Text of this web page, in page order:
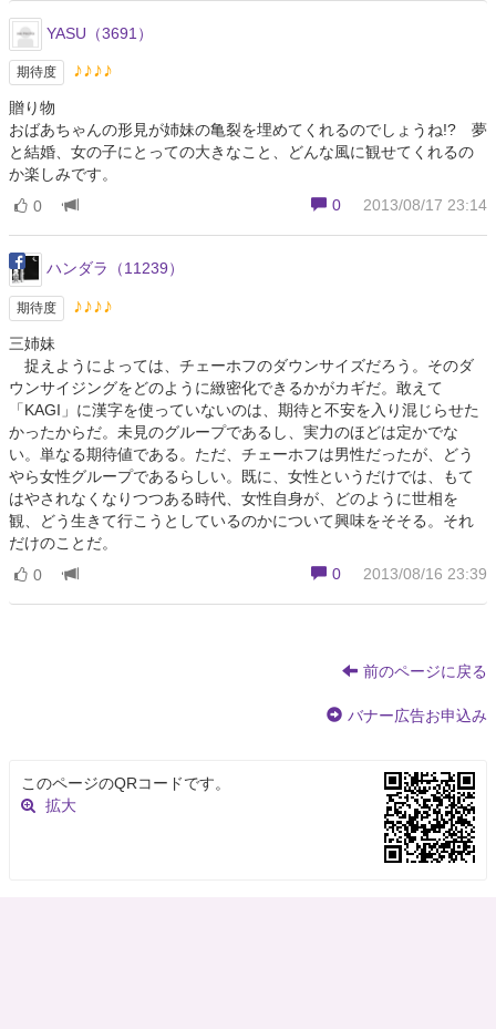
YASU（3691）
期待度 ♪♪♪♪
贈り物
おばあちゃんの形見が姉妹の亀裂を埋めてくれるのでしょうね!? 夢
と結婚、女の子にとっての大きなこと、どんな風に観せてくれるの
か楽しみです。
0
2013/08/17 23:14
0
ハンダラ（11239）
期待度 ♪♪♪♪
三姉妹
捉えようによっては、チェーホフのダウンサイズだろう。そのダ
ウンサイジングをどのように緻密化できるかがカギだ。敢えて
「KAGI」に漢字を使っていないのは、期待と不安を入り混じらせた
かったからだ。未見のグループであるし、実力のほどは定かでな
い。単なる期待値である。ただ、チェーホフは男性だったが、どう
やら女性グループであるらしい。既に、女性というだけでは、もて
はやされなくなりつつある時代、女性自身が、どのように世相を
観、どう生きて行こうとしているのかについて興味をそそる。それ
だけのことだ。
0
2013/08/16 23:39
0
前のページに戻る
バナー広告お申込み
このページのQRコードです。
拡大